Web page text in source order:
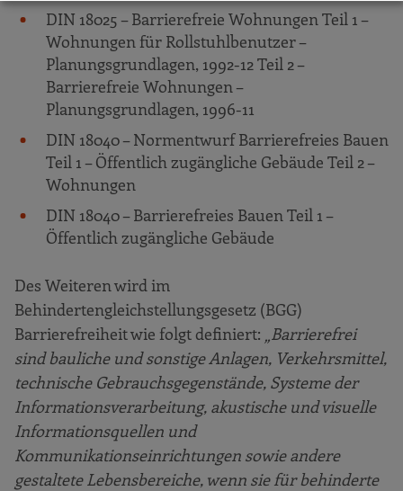
DIN 18025 – Barrierefreie Wohnungen Teil 1 –
Wohnungen für Rollstuhlbenutzer –
Planungsgrundlagen, 1992-12 Teil 2 –
Barrierefreie Wohnungen –
Planungsgrundlagen, 1996-11
DIN 18040 – Normentwurf Barrierefreies Bauen
Teil 1 – Öffentlich zugängliche Gebäude Teil 2 –
Wohnungen
DIN 18040 – Barrierefreies Bauen Teil 1 –
Öffentlich zugängliche Gebäude
Des Weiteren wird im
Behindertengleichstellungsgesetz (BGG)
Barrierefreiheit wie folgt definiert: „Barrierefrei
sind bauliche und sonstige Anlagen, Verkehrsmittel,
technische Gebrauchsgegenstände, Systeme der
Informationsverarbeitung, akustische und visuelle
Informationsquellen und
Kommunikationseinrichtungen sowie andere
gestaltete Lebensbereiche, wenn sie für behinderte